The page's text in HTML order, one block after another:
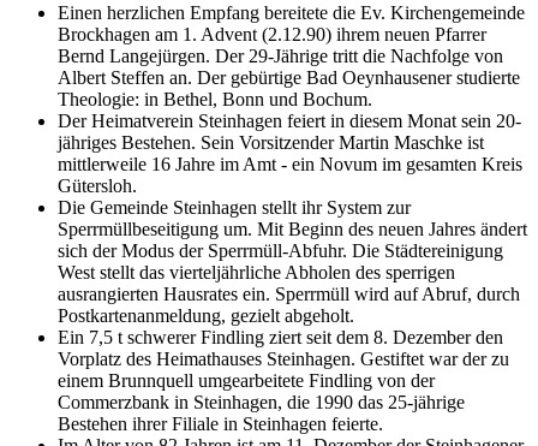
Einen herzlichen Empfang bereitete die Ev. Kirchengemeinde
Brockhagen am 1. Advent (2.12.90) ihrem neuen Pfarrer
Bernd Langejürgen. Der 29-Jährige tritt die Nachfolge von
Albert Steffen an. Der gebürtige Bad Oeynhausener studierte
Theologie: in Bethel, Bonn und Bochum.
Der Heimatverein Steinhagen feiert in diesem Monat sein 20-
jähriges Bestehen. Sein Vorsitzender Martin Maschke ist
mittlerweile 16 Jahre im Amt - ein Novum im gesamten Kreis
Gütersloh.
Die Gemeinde Steinhagen stellt ihr System zur
Sperrmüllbeseitigung um. Mit Beginn des neuen Jahres ändert
sich der Modus der Sperrmüll-Abfuhr. Die Städtereinigung
West stellt das vierteljährliche Abholen des sperrigen
ausrangierten Hausrates ein. Sperrmüll wird auf Abruf, durch
Postkartenanmeldung, gezielt abgeholt.
Ein 7,5 t schwerer Findling ziert seit dem 8. Dezember den
Vorplatz des Heimathauses Steinhagen. Gestiftet war der zu
einem Brunnquell umgearbeitete Findling von der
Commerzbank in Steinhagen, die 1990 das 25-jährige
Bestehen ihrer Filiale in Steinhagen feierte.